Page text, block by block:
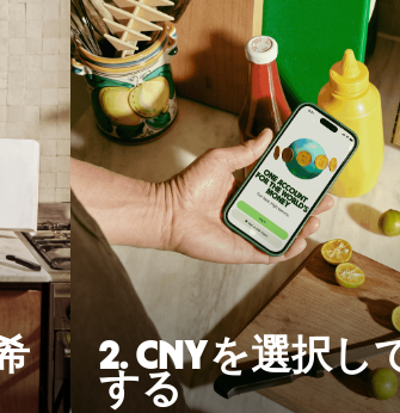
2. CNYを選択し
する